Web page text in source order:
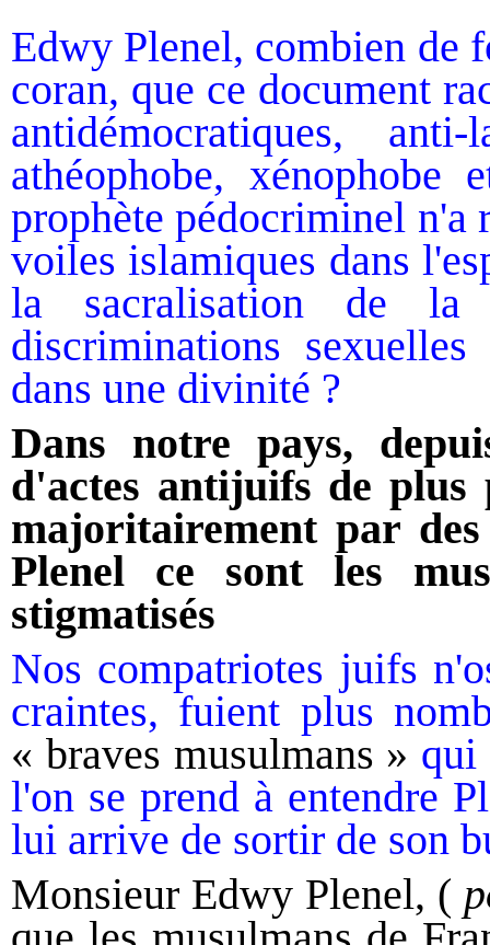
Edwy Plenel, combien de
coran, que ce document
antidémocratiques,
athéophobe,
prophète pédocriminel n'a
voiles islamiques dans
la sacralisation de la
discriminations
dans une divinité ?
Dans notre pays,
d'actes antijuifs de
majoritairement par
Plenel ce sont les
stigmatisés
Nos compatriotes juifs
craintes, fuient plus
« braves musulmans » qui
l'on se prend à entendre
lui arrive de sortir de son
Monsieur Edwy Plenel, (